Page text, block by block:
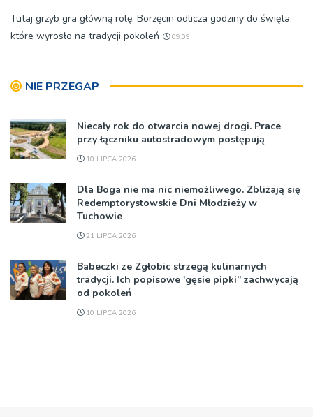
Tutaj grzyb gra główną rolę. Borzęcin odlicza godziny do święta,
które wyrosło na tradycji pokoleń
09:09
NIE PRZEGAP
Niecały rok do otwarcia nowej drogi. Prace
przy łączniku autostradowym postępują
10 LIPCA 2026
Dla Boga nie ma nic niemożliwego. Zbliżają się
Redemptorystowskie Dni Młodzieży w
Tuchowie
21 LIPCA 2026
Babeczki ze Zgłobic strzegą kulinarnych
tradycji. Ich popisowe 'gęsie pipki” zachwycają
od pokoleń
10 LIPCA 2026